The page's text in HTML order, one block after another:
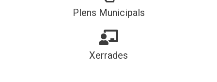
Plens Municipals
Xerrades